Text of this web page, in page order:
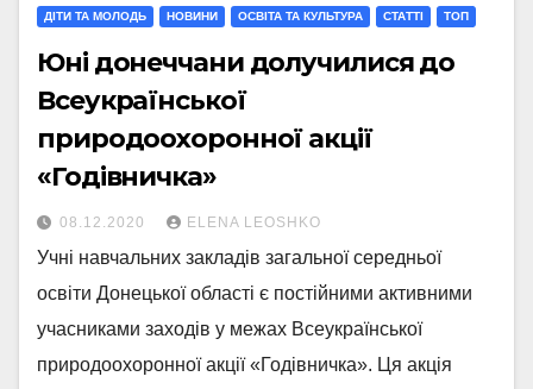
ДІТИ ТА МОЛОДЬ НОВИНИ ОСВІТА ТА КУЛЬТУРА СТАТТI ТОП
Юні донеччани долучилися до
Всеукраїнської
природоохоронної акції
«Годівничка»
08.12.2020 ELENA LEOSHKO
Учні навчальних закладів загальної середньої
освіти Донецької області є постійними активними
учасниками заходів у межах Всеукраїнської
природоохоронної акції «Годівничка». Ця акція